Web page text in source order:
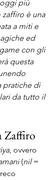
più
è una
a miti e
ed
con gli
questa
pratiche di
da tutto il
Zaffiro
, ovvero
(nil =